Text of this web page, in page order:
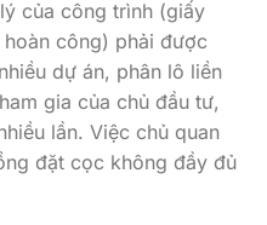
của công trình (giấy
công) phải được
dự án, phân lô liền
gia của chủ đầu tư,
lần. Việc chủ quan
đặt cọc không đầy đủ